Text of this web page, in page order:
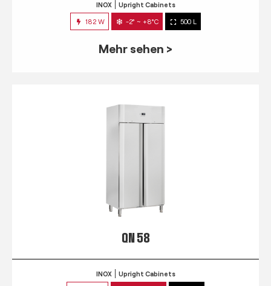
INOX Upright Cabinets
182 W -2° ~ +8°C 500 L
Mehr sehen >
QN 58
INOX Upright Cabinets